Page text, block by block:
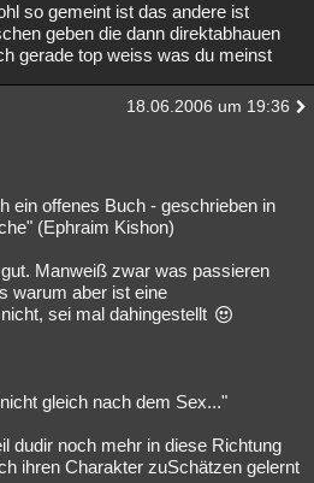
so gemeint ist das andere ist
geben die dann direktabhauen
gerade top weiss was du meinst
18.06.2006 um 19:36
ein offenes Buch - geschrieben in
(Ephraim Kishon)
Manweiß zwar was passieren
warum aber ist eine
sei mal dahingestellt
gleich nach dem Sex..."
dudir noch mehr in diese Richtung
ihren Charakter zuSchätzen gelernt